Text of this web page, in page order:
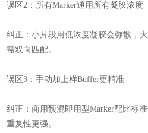
误区2：所有Marker通用所有凝胶浓度
纠正：小片段用低浓度凝胶会弥散，
需双向匹配。
误区3：手动加上样Buffer更精准
纠正：商用预混即用型Marker配比标
重复性更强。